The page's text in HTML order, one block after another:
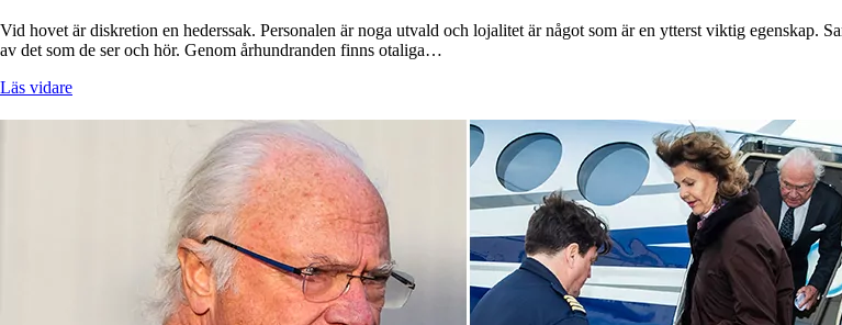
Vid hovet är diskretion en hederssak. Personalen är noga utvald och lojalitet är något som är en ytterst viktig egenskap.
av det som de ser och hör. Genom århundranden finns otaliga…
Läs vidare